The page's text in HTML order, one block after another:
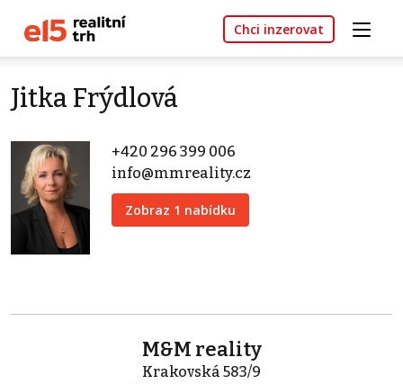
Chci inzerovat
Jitka Frýdlová
+420 296 399 006
info@mmreality.cz
Zobraz 1 nabídku
M&M reality
Krakovská 583/9